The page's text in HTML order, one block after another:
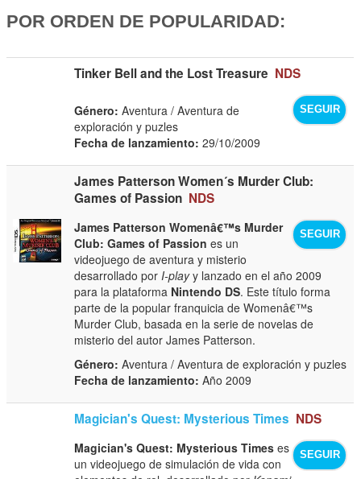
POR ORDEN DE POPULARIDAD:
Tinker Bell and the Lost Treasure NDS
SEGUIR
Género: Aventura / Aventura de
exploración y puzles
Fecha de lanzamiento: 29/10/2009
James Patterson Women´s Murder Club:
Games of Passion NDS
SEGUIR
James Patterson Womenâ€™s Murder
Club: Games of Passion es un
videojuego de aventura y misterio
desarrollado por I-playy lanzado en el año 2009
para la plataforma Nintendo DS. Este título forma
parte de la popular franquicia de Womenâ€™s
Murder Club, basada en la serie de novelas de
misterio del autor James Patterson.
Género: Aventura / Aventura de exploración y puzles
Fecha de lanzamiento: Año 2009
Magician's Quest: Mysterious Times NDS
SEGUIR
Magician's Quest: Mysterious Times es
un videojuego de simulación de vida con